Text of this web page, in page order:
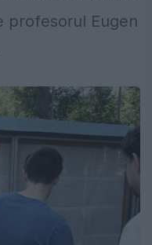
profesorul Eugen